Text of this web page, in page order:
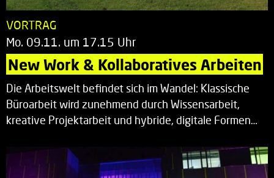
VORTRAG
Mo. 09.11. um 17.15 Uhr
New Work & Kollaboratives Arbeiten
Die Arbeitswelt befindet sich im Wandel: Klassische
Büroarbeit wird zunehmend durch Wissensarbeit,
kreative Projektarbeit und hybride, digitale Formen…